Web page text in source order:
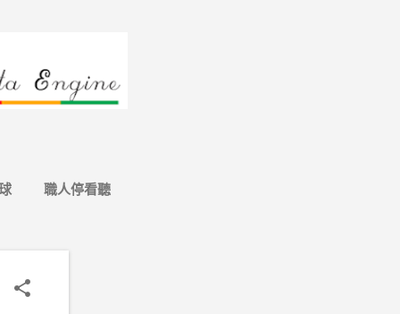
職人停看聽